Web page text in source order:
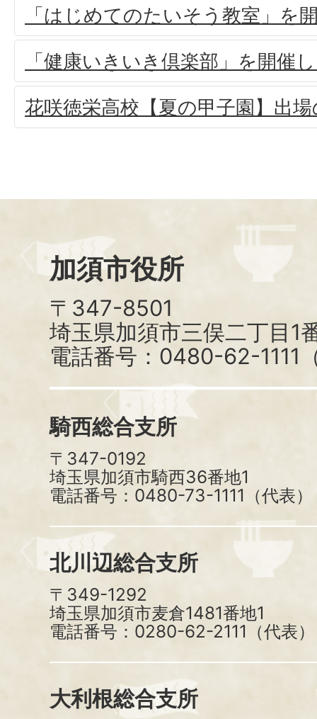
「はじめてのたいそう教室」を
「健康いきいき倶楽部」を開催
花咲徳栄高校【夏の甲子園】出
加須市役所
〒347-8501
埼玉県加須市三俣二丁目1
電話番号：0480-62-1111
騎西総合支所
〒347-0192
埼玉県加須市騎西36番地1
電話番号：0480-73-1111（代表）
北川辺総合支所
〒349-1292
埼玉県加須市麦倉1481番地1
電話番号：0280-62-2111（代表）
大利根総合支所